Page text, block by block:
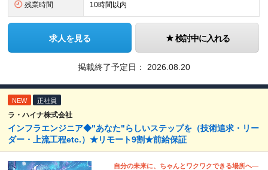
残業時間 10時間以内
求人を見る 検討中に入れる
掲載終了予定日： 2026.08.20
NEW 正社員
ラ・ハイナ株式会社
インフラエンジニア◆"あなた"らしいステップを（技術追求・リー
ダー・上流工程etc.）★リモート9割★前給保証
自分の未来に、ちゃんとワクワクできる場所へ―